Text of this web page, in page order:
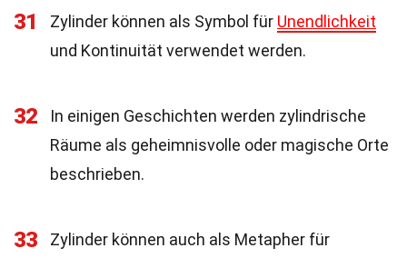
31 Zylinder können als Symbol für Unendlichkeit
und Kontinuität verwendet werden.
32
In einigen Geschichten werden zylindrische
Räume als geheimnisvolle oder magische Orte
beschrieben.
33
Zylinder können auch als Metapher für